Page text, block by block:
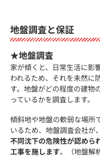
地盤調査と保証
★地盤調査
家が傾くと、日常生活に影
われるため、それを未然に
す。地盤がどの程度の建物
っているかを調査します。
傾斜地や地盤の軟弱な場所
いるため、地盤調査会社が
不同沈下の危険性が認めら
工事を施します。（地盤解